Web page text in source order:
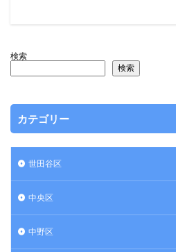
検索
検索
カテゴリー
世田谷区
中央区
中野区